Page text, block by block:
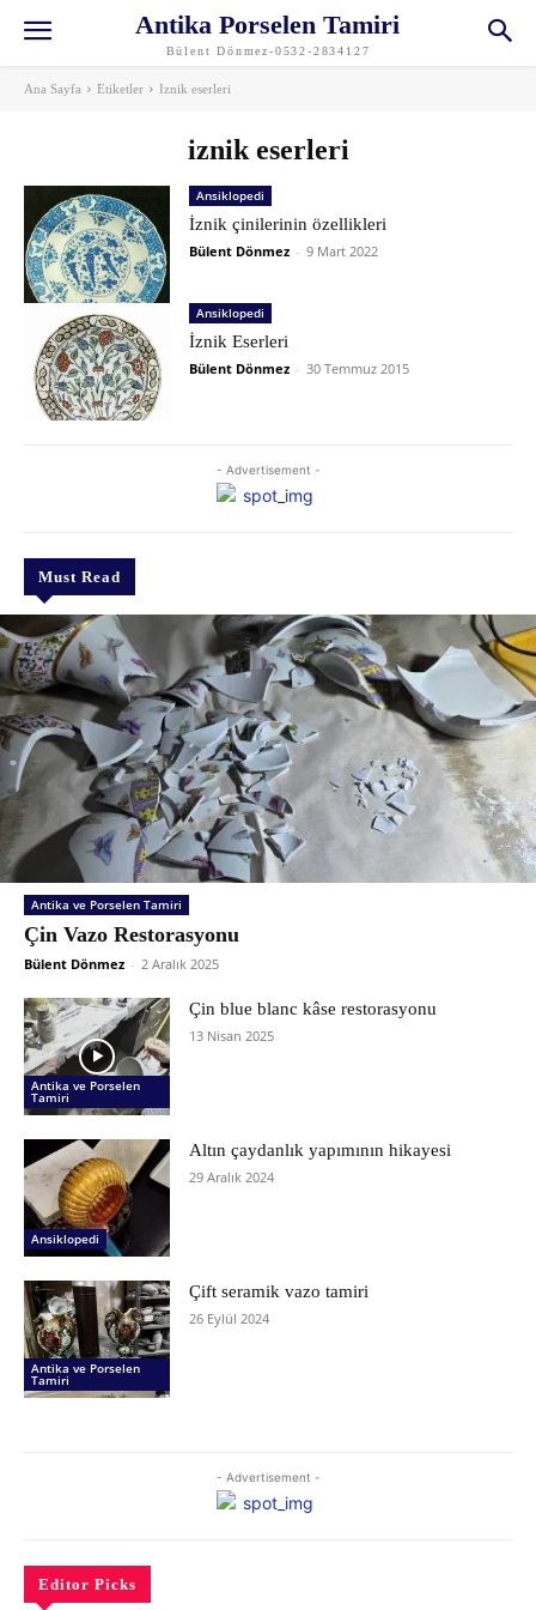
Antika Porselen Tamiri
Bülent Dönmez-0532-2834127
Ana Sayfa Etiketler Iznik eserleri
iznik eserleri
- Advertisement -
Must Read
Antika ve Porselen Tamiri
Çin Vazo Restorasyonu
Bülent Dönmez - 2 Aralık 2025
Antika ve Porselen
Tamiri
Çin blue blanc kâse restorasyonu
13 Nisan 2025
Ansiklopedi
Altın çaydanlık yapımının hikayesi
29 Aralık 2024
Antika ve Porselen
Tamiri
Çift seramik vazo tamiri
26 Eylül 2024
Ansiklopedi
İznik çinilerinin özellikleri
Bülent Dönmez - 9 Mart 2022
Ansiklopedi
İznik Eserleri
Bülent Dönmez - 30 Temmuz 2015
- Advertisement -
Editor Picks